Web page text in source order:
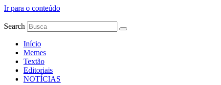
Ir para o conteúdo
Search
Início
Memes
Textão
Editoriais
NOTÍCIAS